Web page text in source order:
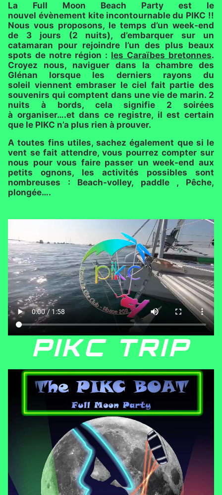
La Full Moon Beach Party est le
nouvel évènement kite incontournable du PIKC !!
Nous vous proposons, le temps d’un week-end
de 3 jours (2 nuits), d’embarquer sur un
catamaran pour rejoindre l’un des plus beaux
spots de notre région : les Caraïbes bretonnes.
Croyez nous, naviguer dans la chambre des
Glénan lorsque les derniers rayons du
soleil viennent embraser le ciel fait partie des
souvenirs qui comptent dans une vie de marin. 2
nuits à bords, cela signifie 2 soirées
à organiser….et dans ce registre, il est certain
que le PIKC n’a plus rien à prouver.
A toutes fins utiles, sachez également que si le
vent se fait attendre, vous pourrez compter sur
nous pour vous faire passer un week-end aux
petits ognons, les activités possibles sont
nombreuses : Beach-volley, paddle , Pêche,
plongée….
PIKC TRIP